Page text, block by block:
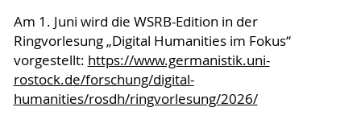
Am 1. Juni wird die WSRB-Edition in der
Ringvorlesung „Digital Humanities im Fokus“
vorgestellt: https://www.germanistik.uni-
rostock.de/forschung/digital-
humanities/rosdh/ringvorlesung/2026/